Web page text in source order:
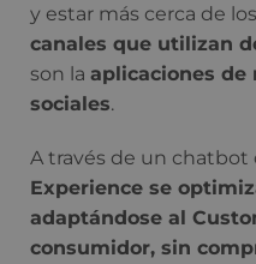
y estar más cerca de
canales que utilizan
son la aplicaciones de
sociales.
A través de un chatbot
Experience se
adaptándose al
consumidor, sin